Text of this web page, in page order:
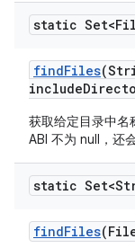
static
findFiles
include
获取给定目录中名
ABI 不为 null，还
static
findFiles